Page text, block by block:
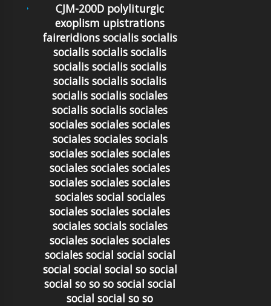
CJM-200D polyliturgic
exoplism upistrations
faireridions socialis socialis
socialis socialis socialis
socialis socialis socialis
socialis socialis socialis
socialis socialis sociales
socialis socialis sociales
sociales sociales sociales
sociales sociales socials
sociales sociales sociales
sociales sociales sociales
sociales sociales sociales
sociales social sociales
sociales sociales sociales
sociales socials sociales
sociales sociales sociales
sociales social social social
social social social so social
social so so so social social
social social so so